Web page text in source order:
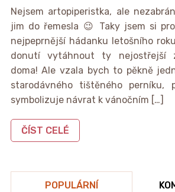
Nejsem artopiperistka, ale
jim do řemesla 😉 Taky jsem si
nejpeprnější hádanku letošního
donutí vytáhnout ty nejostřejší
doma! Ale vzala bych to pěkně
starodávného tištěného perníku,
symbolizuje návrat k vánočním […]
ČÍST CELÉ
POPULÁRNÍ